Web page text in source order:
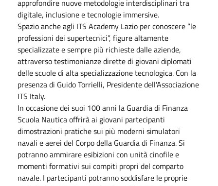
approfondire nuove metodologie interdisciplinari tra
digitale, inclusione e tecnologie immersive.
Spazio anche agli ITS Academy Lazio per conoscere “le
professioni dei supertecnici”, figure altamente
specializzate e sempre più richieste dalle aziende,
attraverso testimonianze dirette di giovani diplomati
delle scuole di alta specializzazione tecnologica. Con la
presenza di Guido Torrielli, Presidente dell'Associazione
ITS Italy.
In occasione dei suoi 100 anni la Guardia di Finanza
Scuola Nautica offrirà ai giovani partecipanti
dimostrazioni pratiche sui più moderni simulatori
navali e aerei del Corpo della Guardia di Finanza. Si
potranno ammirare esibizioni con unità cinofile e
momenti formativi sui compiti propri del comparto
navale. I partecipanti potranno soddisfare le proprie